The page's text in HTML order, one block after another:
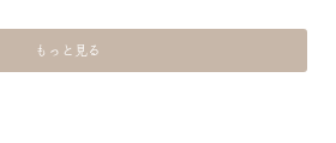
もっと見る